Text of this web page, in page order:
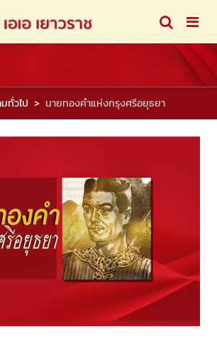
ทั่วไป นายทองคำแห่งกรุงศรีอยุธยา